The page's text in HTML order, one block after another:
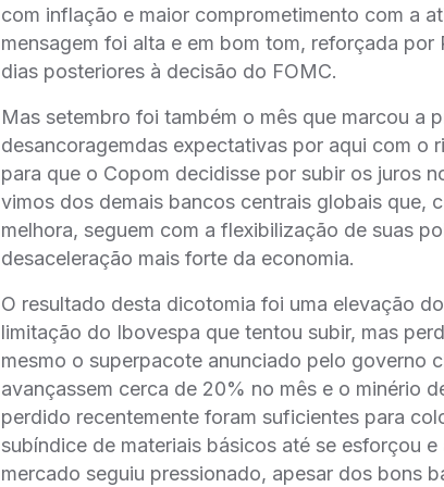
com inflação e maior comprometimento com a
mensagem foi alta e em bom tom, reforçada
dias posteriores à decisão do FOMC.
Mas setembro foi também o mês que marcou a
desancoragemdas expectativas por aqui com o
para que o Copom decidisse por subir os juros
vimos dos demais bancos centrais globais que,
melhora, seguem com a flexibilização de suas
desaceleração mais forte da economia.
O resultado desta dicotomia foi uma elevação
limitação do Ibovespa que tentou subir, mas
mesmo o superpacote anunciado pelo governo
avançassem cerca de 20% no mês e o minério
perdido recentemente foram suficientes para
subíndice de materiais básicos até se esforçou
mercado seguiu pressionado, apesar dos bons